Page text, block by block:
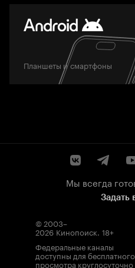
Планшеты и смартфоны
Мы всегда
Задать
© 2003–
2026 Кинопоиск. 18+
Федеральные каналы
доступны для бесплатного
просмотра круглосуточно